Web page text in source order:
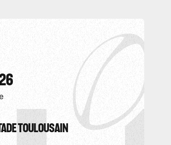
TOULOUSAIN